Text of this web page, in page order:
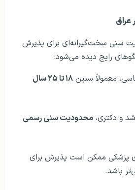
سنی سخت‌گیرانه‌ای برای پذیرش
رایج دیده می‌شود:
معمولاً سنین ۱۸ تا ۲۵ سال
و دکتری، محدودیت سنی رسمی
پزشکی ممکن است پذیرش برای
باشد.